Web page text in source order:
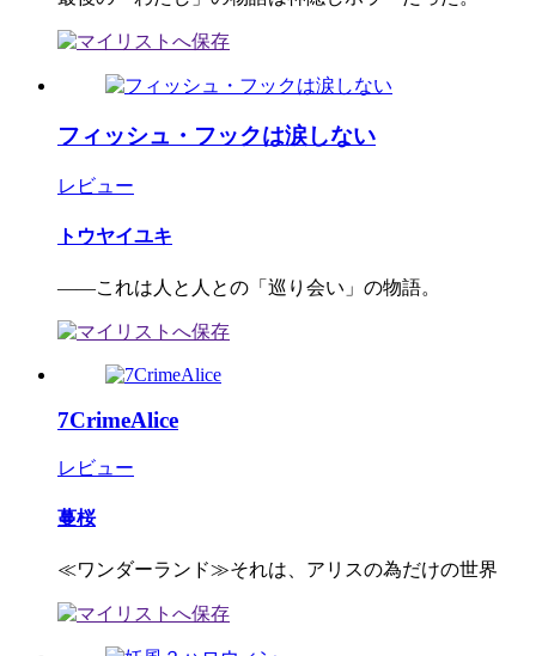
フィッシュ・フックは涙しない
レビュー
トウヤイユキ
――これは人と人との「巡り会い」の物語。
7CrimeAlice
レビュー
蔓桜
≪ワンダーランド≫それは、アリスの為だけの世界